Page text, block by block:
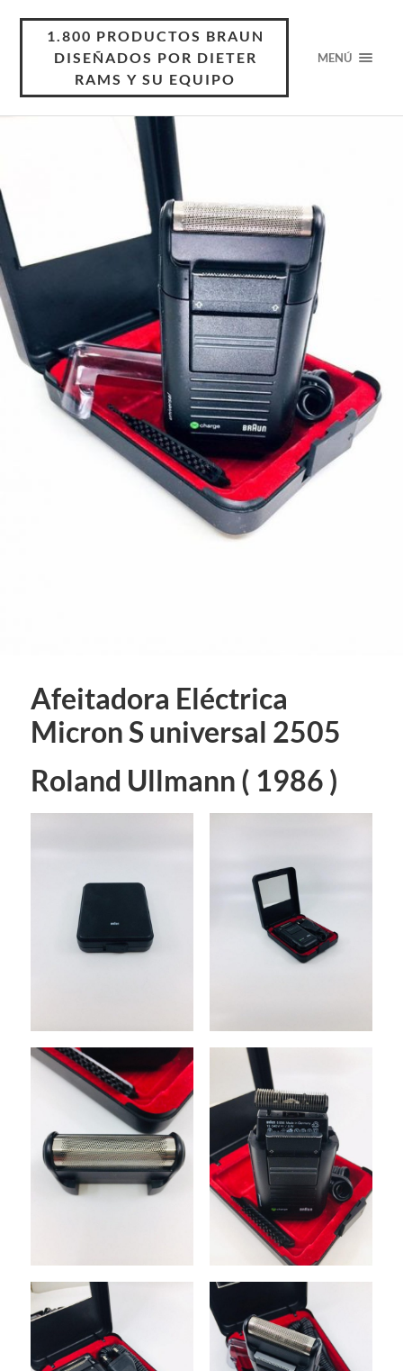
1.800 PRODUCTOS BRAUN
DISEÑADOS POR DIETER
RAMS Y SU EQUIPO
MENÚ
Afeitadora Eléctrica
Micron S universal 2505
Roland Ullmann ( 1986 )